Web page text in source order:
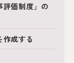
価制度」の
成する